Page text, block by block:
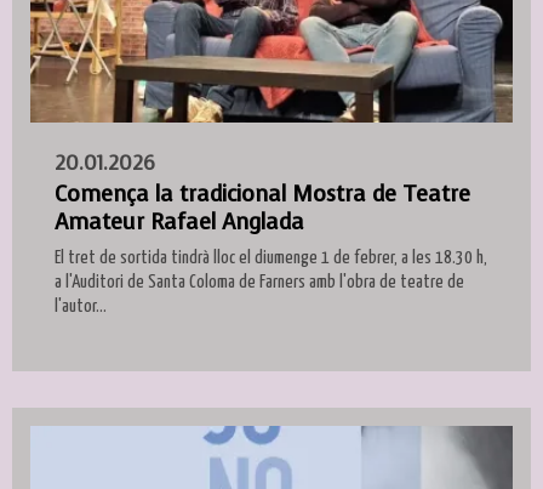
20.01.2026
Comença la tradicional Mostra de Teatre
Amateur Rafael Anglada
El tret de sortida tindrà lloc el diumenge 1 de febrer, a les 18.30 h,
a l'Auditori de Santa Coloma de Farners amb l'obra de teatre de
l'autor...